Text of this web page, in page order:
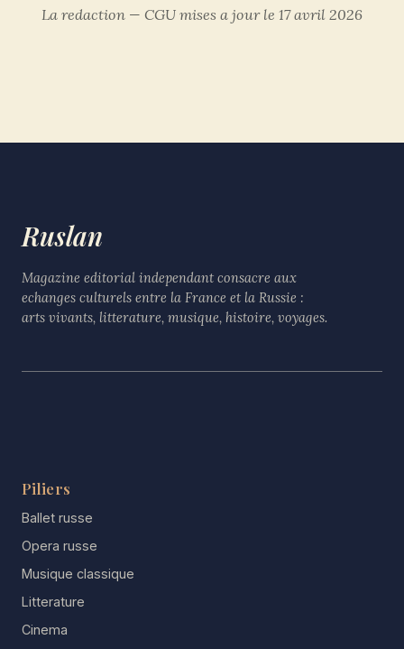
La redaction — CGU mises a jour le 17 avril 2026
Ruslan
Magazine editorial independant consacre aux
echanges culturels entre la France et la Russie :
arts vivants, litterature, musique, histoire, voyages.
Piliers
Ballet russe
Opera russe
Musique classique
Litterature
Cinema